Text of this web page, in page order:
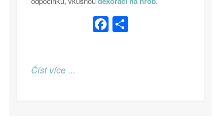
Facebook
Share
Číst více ...